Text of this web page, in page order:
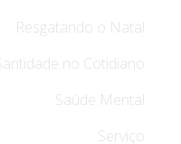
Resgatando o Natal
no Cotidiano
Saúde Mental
Serviço